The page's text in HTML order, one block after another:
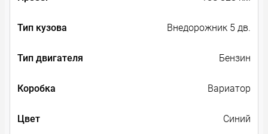
Тип кузова Внедорожник 5 дв.
Тип двигателя Бензин
Коробка Вариатор
Цвет Синий